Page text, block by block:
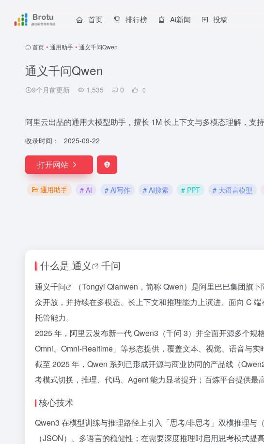
首页 排行榜 Ai新闻 投稿
首页 • 通用助手 • 通义千问Qwen
通义千问Qwen
9个月前更新 1,535 0 0
阿里云出品的通用大模型助手，擅长 1M 长上下文与多模态理解，支
收录时间： 2025-09-22
打开网站
通用助手 # AI # AI写作 # AI搜索 # PPT # 大语言模型
什么是 通义 千问
通义千问
（Tongyi Qianwen，简称 Qwen）是阿里巴巴集团旗
众开放，并持续在多模态、长上下文和推理能力上演进。面向 C
托管能力。
2025 年，阿里云发布新一代 Qwen3（千问 3）并全面开源多个规
Omni、Omni-Realtime」等形态提供，覆盖文本、视觉、语音与实
截至 2025 年，Qwen 系列已形成开源与商业协同的产品线（
考模式切换，推理、代码、Agent 能力显著提升；百炼平台提供最
核心技术
Qwen3 在模型训练与推理路径上引入「思考/非思考」双模推理
（JSON）、多语言的稳健性；在需要深度推理时启用思考模式